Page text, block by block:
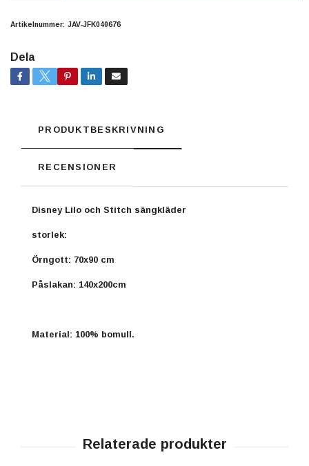
Artikelnummer: JAV-JFK040676
Dela
PRODUKTBESKRIVNING
RECENSIONER
Disney Lilo och Stitch sängkläder
storlek:
Örngott: 70x90 cm
Påslakan: 140x200cm
Material: 100% bomull.